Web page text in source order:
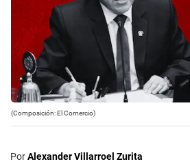
(Composición: El Comercio)
PorAlexander Villarroel Zurita